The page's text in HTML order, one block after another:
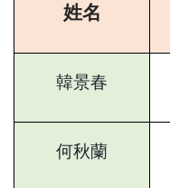
姓名
韓景春
何秋蘭